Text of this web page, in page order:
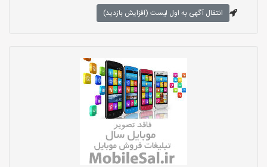
انتقال آگهی به اول لیست (افزایش بازدید)